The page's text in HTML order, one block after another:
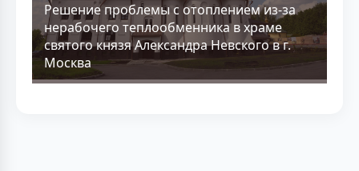
Решение проблемы с отоплением из-за
нерабочего теплообменника в храме
святого князя Александра Невского в г.
Москва